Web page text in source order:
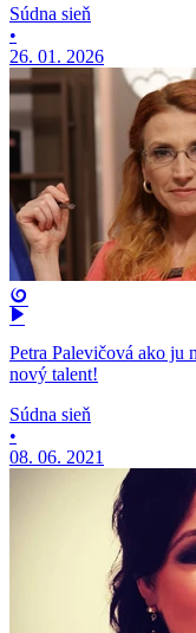
Súdna sieň
•
26. 01. 2026
Petra Palevičová ako ju
nový talent!
Súdna sieň
•
08. 06. 2021